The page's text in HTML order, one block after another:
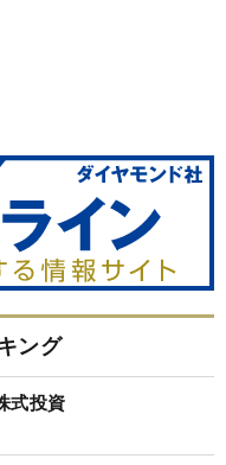
ング
式投資